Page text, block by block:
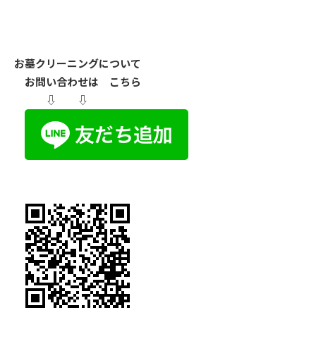
お墓クリーニングについて
お問い合わせは こちら
⇩ ⇩